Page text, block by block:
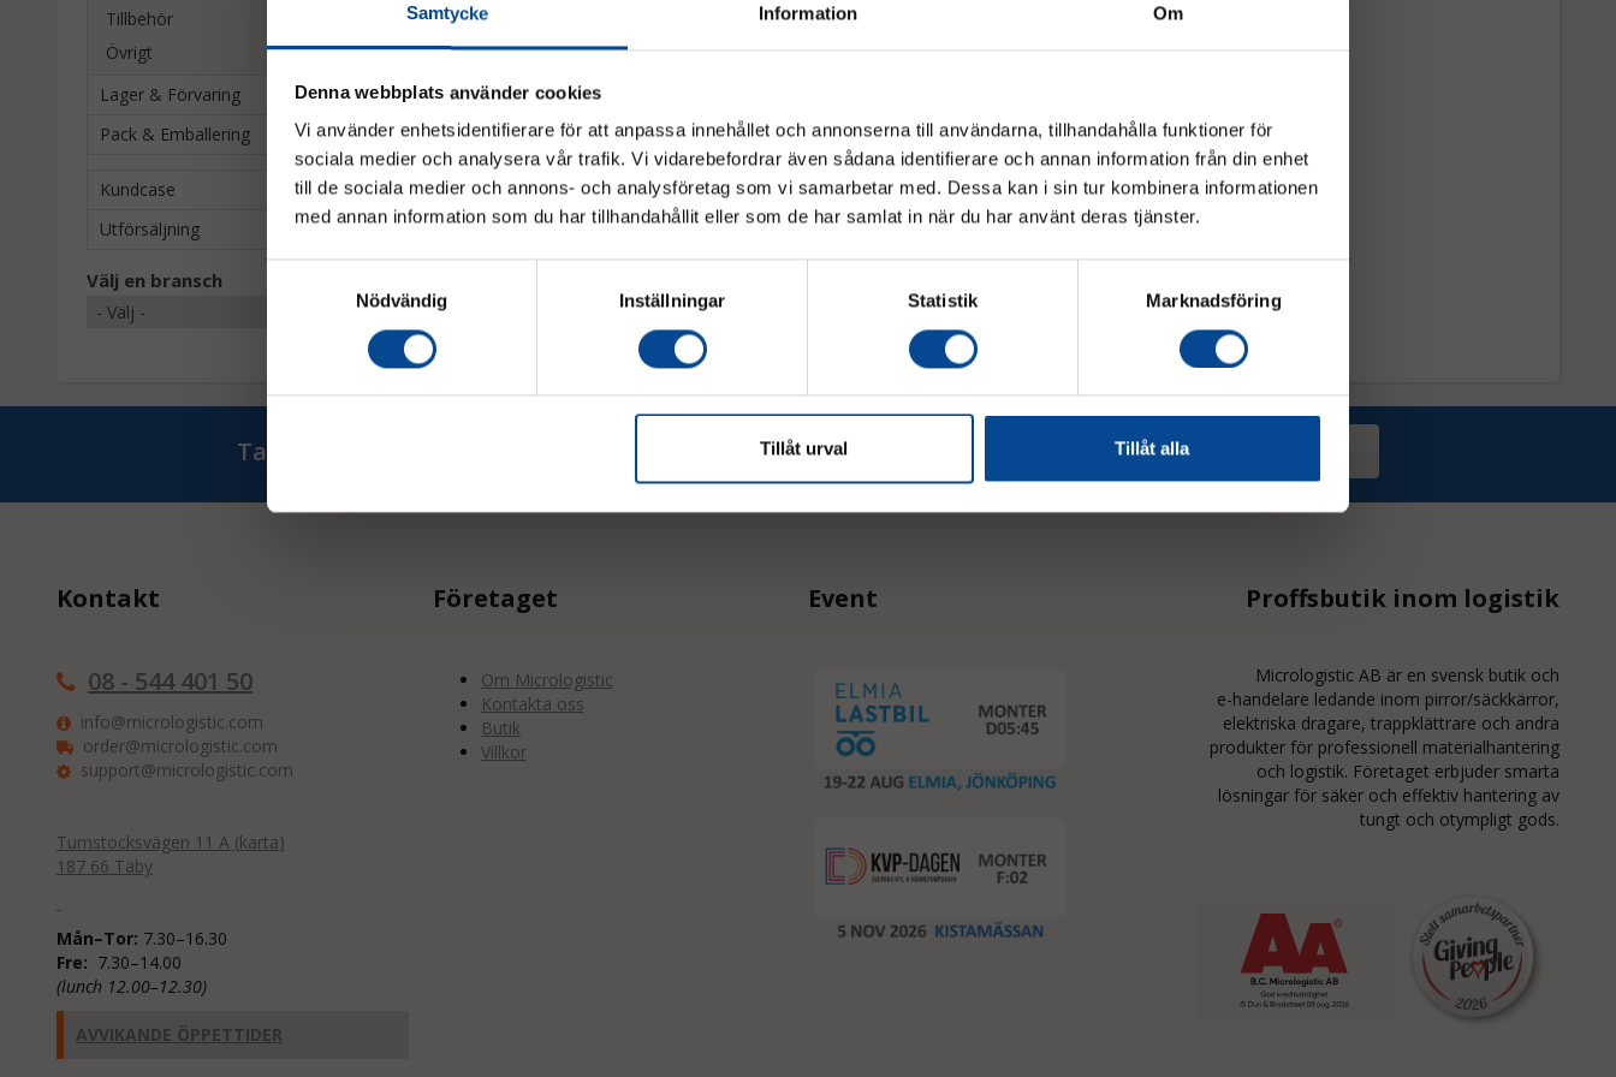
Samtycke Information Om
Denna webbplats använder cookies
Vi använder enhetsidentifierare för att anpassa innehållet och annonserna till användarna, tillhandahålla funktioner för
sociala medier och analysera vår trafik. Vi vidarebefordrar även sådana identifierare och annan information från din enhet
till de sociala medier och annons- och analysföretag som vi samarbetar med. Dessa kan i sin tur kombinera informationen
med annan information som du har tillhandahållit eller som de har samlat in när du har använt deras tjänster.
Nödvändig
Inställningar Statistik Marknadsföring
Tillåt urval Tillåt alla
Tillbehör
Övrigt
Lager & Förvaring
Pack & Emballering
Kundcase
Utförsäljning
Välj en bransch
Ta del av våra bästa erbjudanden & nyheter!
Kontakt
08 - 544 401 50
info@micrologistic.com
order@micrologistic.com
support@micrologistic.com
Tumstocksvägen 11 A (karta)
187 66 Täby
Mån–Tor: 7.30–16.30
Fre: 7.30–14.00
(lunch 12.00–12.30)
AVVIKANDE ÖPPETTIDER
Företaget
Om Micrologistic
Kontakta oss
Butik
Villkor
Event Proffsbutik inom logistik
Micrologistic AB är en svensk butik och
e-handelare ledande inom pirror/säckkärror,
elektriska dragare, trappklättrare och andra
produkter för professionell materialhantering
och logistik. Företaget erbjuder smarta
lösningar för säker och effektiv hantering av
tungt och otympligt gods.
Vänligen välj hur du vill se priserna
Exkl. moms
Inkl. moms